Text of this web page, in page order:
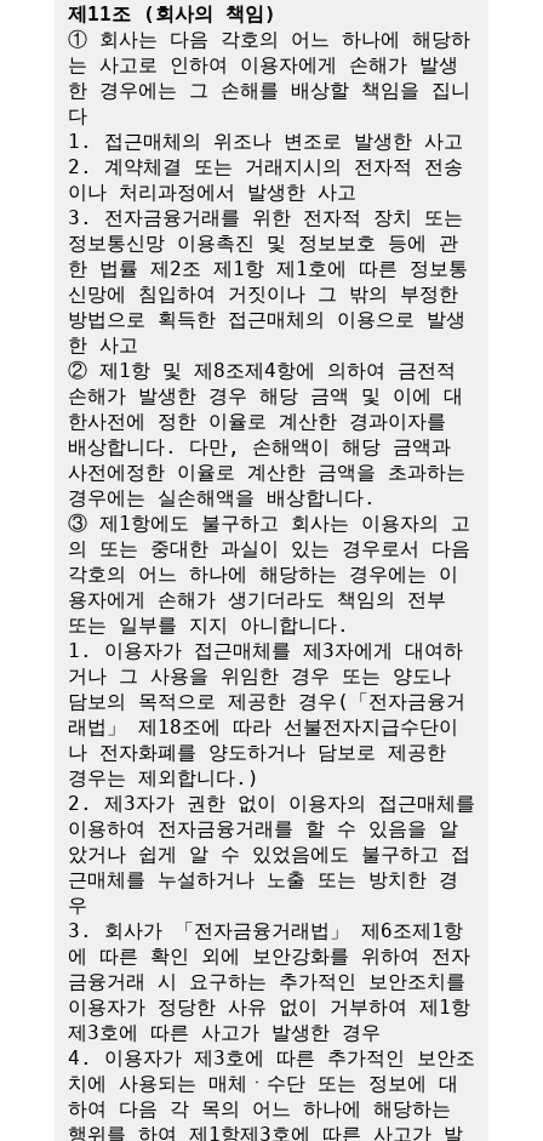
제11조 (회사의 책임)
① 회사는 다음 각호의 어느 하나에 해당하
는 사고로 인하여 이용자에게 손해가 발생
한 경우에는 그 손해를 배상할 책임을 집니
다
1. 접근매체의 위조나 변조로 발생한 사고
2. 계약체결 또는 거래지시의 전자적 전송
이나 처리과정에서 발생한 사고
3. 전자금융거래를 위한 전자적 장치 또는
정보통신망 이용촉진 및 정보보호 등에 관
한 법률 제2조 제1항 제1호에 따른 정보통
신망에 침입하여 거짓이나 그 밖의 부정한
방법으로 획득한 접근매체의 이용으로 발생
한 사고
② 제1항 및 제8조제4항에 의하여 금전적
손해가 발생한 경우 해당 금액 및 이에 대
한사전에 정한 이율로 계산한 경과이자를
배상합니다. 다만, 손해액이 해당 금액과
사전에정한 이율로 계산한 금액을 초과하는
경우에는 실손해액을 배상합니다.
③ 제1항에도 불구하고 회사는 이용자의 고
의 또는 중대한 과실이 있는 경우로서 다음
각호의 어느 하나에 해당하는 경우에는 이
용자에게 손해가 생기더라도 책임의 전부
또는 일부를 지지 아니합니다.
1. 이용자가 접근매체를 제3자에게 대여하
거나 그 사용을 위임한 경우 또는 양도나
담보의 목적으로 제공한 경우(「전자금융거
래법」 제18조에 따라 선불전자지급수단이
나 전자화폐를 양도하거나 담보로 제공한
경우는 제외합니다.)
2. 제3자가 권한 없이 이용자의 접근매체를
이용하여 전자금융거래를 할 수 있음을 알
았거나 쉽게 알 수 있었음에도 불구하고 접
근매체를 누설하거나 노출 또는 방치한 경
우
3. 회사가 「전자금융거래법」 제6조제1항
에 따른 확인 외에 보안강화를 위하여 전자
금융거래 시 요구하는 추가적인 보안조치를
이용자가 정당한 사유 없이 거부하여 제1항
제3호에 따른 사고가 발생한 경우
4. 이용자가 제3호에 따른 추가적인 보안조
치에 사용되는 매체ㆍ수단 또는 정보에 대
하여 다음 각 목의 어느 하나에 해당하는
행위를 하여 제1항제3호에 따른 사고가 발